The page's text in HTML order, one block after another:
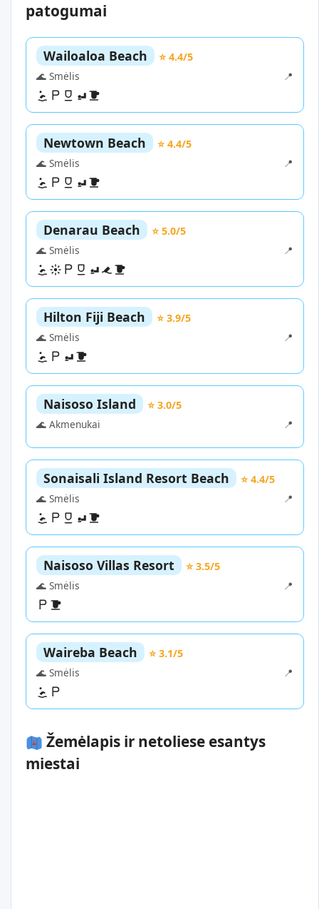
patogumai
Wailoaloa Beach
⭐ 4.4/5
🌊 Smėlis
📍
Newtown Beach
⭐ 4.4/5
🌊 Smėlis
📍
Denarau Beach
⭐ 5.0/5
🌊 Smėlis
📍
Hilton Fiji Beach
⭐ 3.9/5
🌊 Smėlis
📍
Naisoso Island
⭐ 3.0/5
🌊 Akmenukai
📍
Sonaisali Island Resort Beach
⭐ 4.4/5
🌊 Smėlis
📍
Naisoso Villas Resort
⭐ 3.5/5
🌊 Smėlis
📍
Waireba Beach
⭐ 3.1/5
🌊 Smėlis
📍
Žemėlapis ir netoliese esantys
miestai